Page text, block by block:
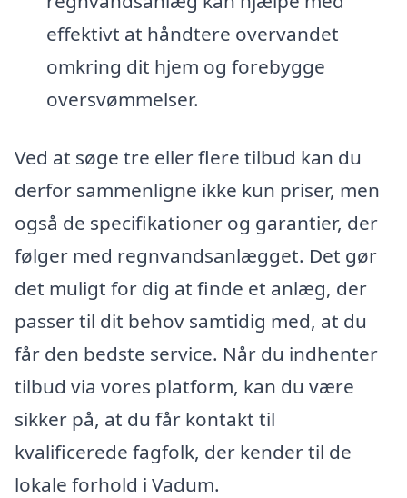
effektivt at håndtere overvandet
omkring dit hjem og forebygge
oversvømmelser.
Ved at søge tre eller flere tilbud kan du
derfor sammenligne ikke kun priser, men
også de specifikationer og garantier, der
følger med regnvandsanlægget. Det gør
det muligt for dig at finde et anlæg, der
passer til dit behov samtidig med, at du
får den bedste service. Når du indhenter
tilbud via vores platform, kan du være
sikker på, at du får kontakt til
kvalificerede fagfolk, der kender til de
lokale forhold i Vadum.